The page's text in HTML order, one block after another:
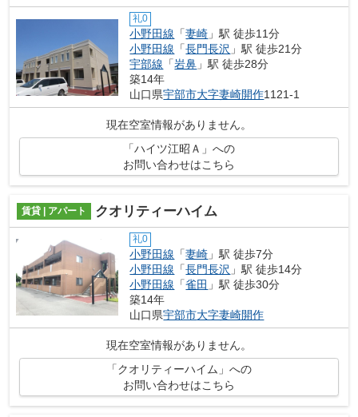
礼0
小野田線 「妻崎 」駅 徒歩11分
小野田線 「長門長沢 」駅 徒歩21分
宇部線 「岩鼻 」駅 徒歩28分
築14年
山口県宇部市大字妻崎開作1121-1
現在空室情報がありません。
「ハイツ江昭Ａ」への
お問い合わせはこちら
賃貸 | アパート クオリティーハイム
礼0
小野田線 「妻崎 」駅 徒歩7分
小野田線 「長門長沢 」駅 徒歩14分
小野田線 「雀田 」駅 徒歩30分
築14年
山口県宇部市大字妻崎開作
現在空室情報がありません。
「クオリティーハイム」への
お問い合わせはこちら